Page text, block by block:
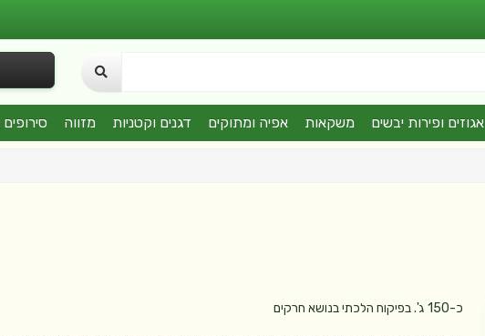
אגוזים ופירות יבשים משקאות אפיה ומתוקים דגנים וקטניות מזווה
כ-150 ג'. בפיקוח הלכתי בנושא חרקים